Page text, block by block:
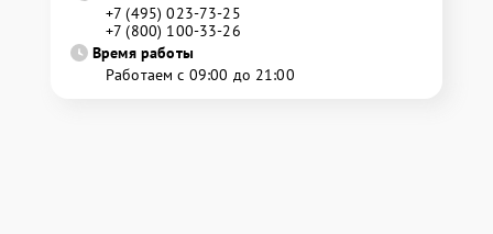
+7 (495) 023-73-25
+7 (800) 100-33-26
Время работы
Работаем с 09:00 до 21:00